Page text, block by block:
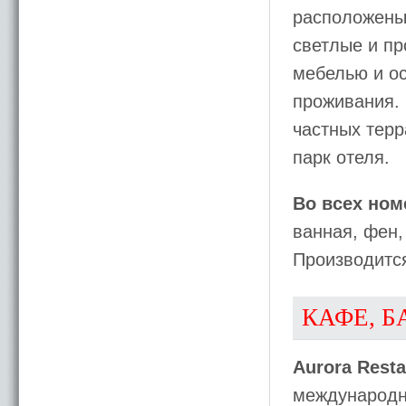
светлые и
мебелью и
частных
парк отеля.
Во всех
ванная,
КАФЕ,
Aurora